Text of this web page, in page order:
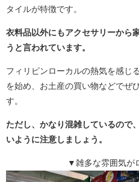
タイルが特徴です。
衣料品以外にもアクセサリーから
うと言われています。
フィリピンローカルの熱気を感じ
を始め、お土産の買い物などでぜ
す。
ただし、かなり混雑しているので
いように注意しましょう。
▼雑多な雰囲気が